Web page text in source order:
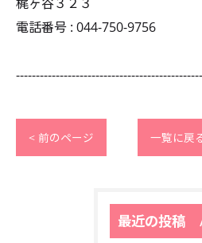
電話番号 : 044-750-9756
< 前のページ 一覧に戻
最近の投稿